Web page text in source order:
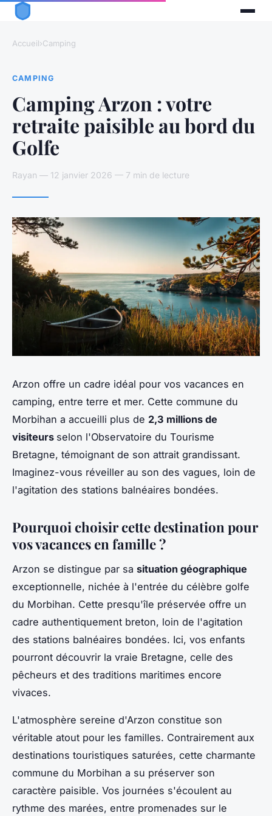
Accueil›Camping
CAMPING
Camping Arzon : votre
retraite paisible au bord du
Golfe
Rayan — 12 janvier 2026 — 7 min de lecture
Arzon offre un cadre idéal pour vos vacances en
camping, entre terre et mer. Cette commune du
Morbihan a accueilli plus de 2,3 millions de
visiteurs selon l'Observatoire du Tourisme
Bretagne, témoignant de son attrait grandissant.
Imaginez-vous réveiller au son des vagues, loin de
l'agitation des stations balnéaires bondées.
Pourquoi choisir cette destination pour
vos vacances en famille ?
Arzon se distingue par sa situation géographique
exceptionnelle, nichée à l'entrée du célèbre golfe
du Morbihan. Cette presqu'île préservée offre un
cadre authentiquement breton, loin de l'agitation
des stations balnéaires bondées. Ici, vos enfants
pourront découvrir la vraie Bretagne, celle des
pêcheurs et des traditions maritimes encore
vivaces.
L'atmosphère sereine d'Arzon constitue son
véritable atout pour les familles. Contrairement aux
destinations touristiques saturées, cette charmante
commune du Morbihan a su préserver son
caractère paisible. Vos journées s'écoulent au
rythme des marées, entre promenades sur le